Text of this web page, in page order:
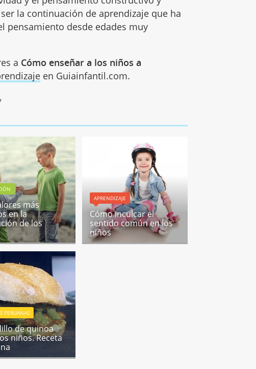
la continuación de aprendizaje que ha
pensamiento desde edades muy
a Cómo enseñar a los niños a
en Guiainfantil.com.
más
en la
de los
APRENDIZAJE
Cómo inculcar el
sentido común en los
niños
PERUANAS
de quinoa
niños. Receta